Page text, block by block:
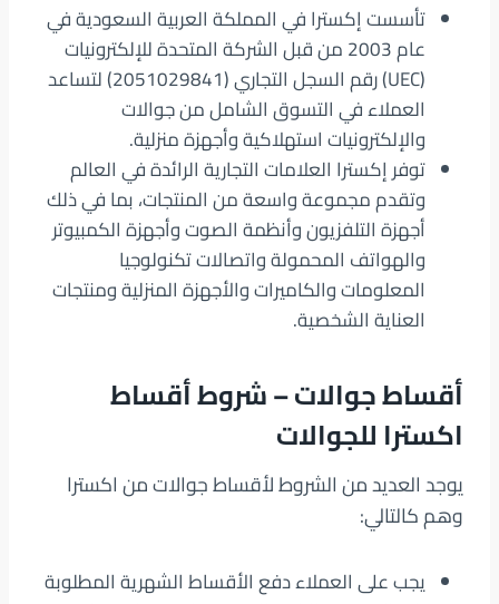
تأسست إكسترا في المملكة العربية السعودية في
عام 2003 من قبل الشركة المتحدة للإلكترونيات
(UEC) رقم السجل التجاري (2051029841) لتساعد
العملاء في التسوق الشامل من جوالات
والإلكترونيات استهلاكية وأجهزة منزلية.
توفر إكسترا العلامات التجارية الرائدة في العالم
وتقدم مجموعة واسعة من المنتجات، بما في ذلك
أجهزة التلفزيون وأنظمة الصوت وأجهزة الكمبيوتر
والهواتف المحمولة واتصالات تكنولوجيا
المعلومات والكاميرات والأجهزة المنزلية ومنتجات
العناية الشخصية.
أقساط جوالات– شروط أقساط
اكسترا للجوالات
يوجد العديد من الشروط لأقساط جوالات من اكسترا
وهم كالتالي:
يجب على العملاء دفع الأقساط الشهرية المطلوبة